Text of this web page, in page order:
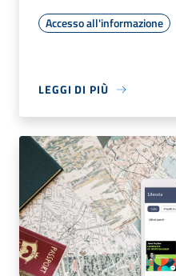
Accesso all'informazione
LEGGI DI PIÙ